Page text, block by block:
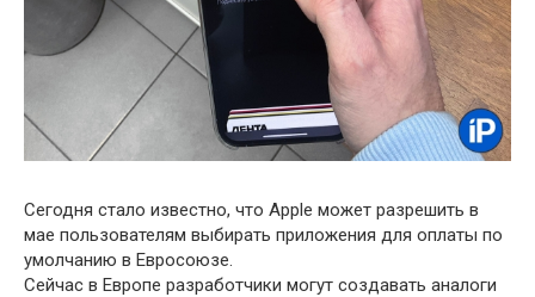
Сегодня стало известно, что Apple может разрешить в
мае пользователям выбирать приложения для оплаты по
умолчанию в Евросоюзе.
Сейчас в Европе разработчики могут создавать аналоги